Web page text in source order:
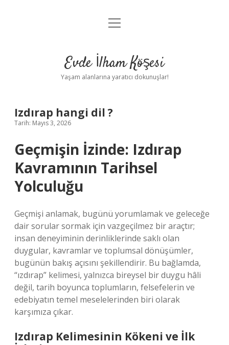
Anasayfa
Yasal Uyarı
menüyü
Evde İlham Köşesi
Yaşam alanlarına yaratıcı dokunuşlar!
Izdırap hangi dil ?
Tarih: Mayıs 3, 2026
Geçmişin İzinde: Izdırap
Kavramının Tarihsel
Yolculuğu
Geçmişi anlamak, bugünü yorumlamak ve geleceğe
dair sorular sormak için vazgeçilmez bir araçtır;
insan deneyiminin derinliklerinde saklı olan
duygular, kavramlar ve toplumsal dönüşümler,
bugünün bakış açısını şekillendirir. Bu bağlamda,
“ızdırap” kelimesi, yalnızca bireysel bir duygu hâli
değil, tarih boyunca toplumların, felsefelerin ve
edebiyatın temel meselelerinden biri olarak
karşımıza çıkar.
Izdırap Kelimesinin Kökeni ve İlk